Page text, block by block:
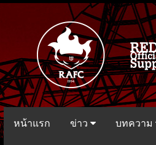
หน้าแรก ข่าว บทความ